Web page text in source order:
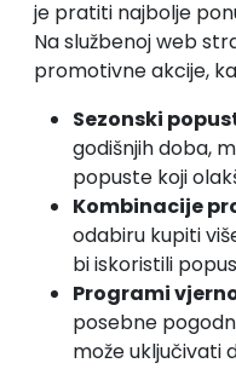
je pratiti najbolje
Na službenoj web
promotivne akcije,
Sezonski
godišnjih doba,
popuste koji
Kombinacije
odabiru kupiti
bi iskoristili
Programi
posebne
može uključivati